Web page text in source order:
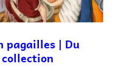
pagailles | Du